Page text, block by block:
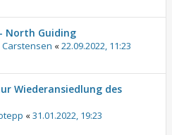
North Guiding
Carstensen «22.09.2022, 11:23
Wiederansiedlung des
«31.01.2022, 19:23